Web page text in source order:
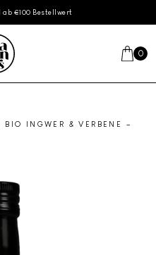
ab €100 Bestellwert
0
BIO INGWER & VERBENE –